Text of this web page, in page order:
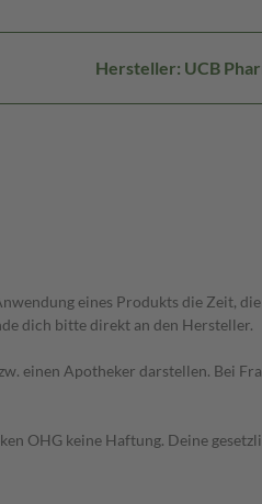
Hersteller: UCB
eines Produkts die Zeit,
dich bitte direkt an den Hersteller.
einen Apotheker darstellen. Bei
OHG keine Haftung. Deine